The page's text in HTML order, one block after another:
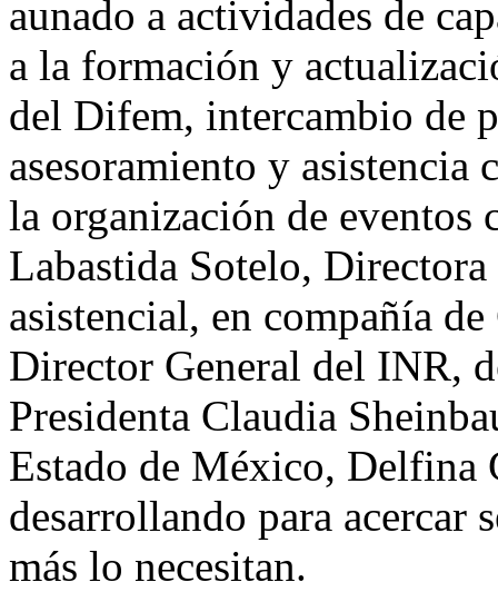
aunado a actividades de
a la formación y
del Difem, intercambio de
asesoramiento y
la organización de
Labastida Sotelo,
asistencial, en compañía
Director General del INR,
Presidenta Claudia
Estado de México, Delfina
desarrollando para acercar
más lo necesitan.